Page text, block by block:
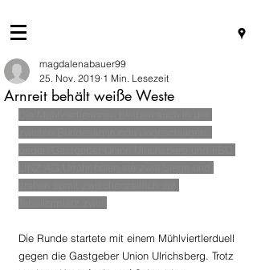
Arnreit behält weiße Weste
magdalenabauer99
25. Nov. 2019 1 Min. Lesezeit
Die Runde startete mit einem Mühlviertlerduell
gegen die Gastgeber Union Ulrichsberg. Trotz